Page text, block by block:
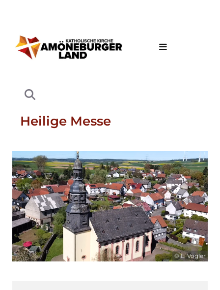
Heilige Messe
© L. Vogler